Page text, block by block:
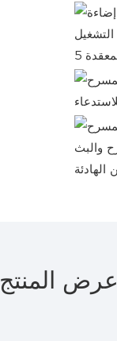
والبث
الهادئة
عرض المنتج